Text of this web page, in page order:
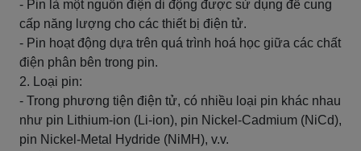
- Pin là một nguồn điện di động được sử dụng để cung
cấp năng lượng cho các thiết bị điện tử.
- Pin hoạt động dựa trên quá trình hoá học giữa các chất
điện phân bên trong pin.
2. Loại pin:
- Trong phương tiện điện tử, có nhiều loại pin khác nhau
như pin Lithium-ion (Li-ion), pin Nickel-Cadmium (NiCd),
pin Nickel-Metal Hydride (NiMH), v.v.